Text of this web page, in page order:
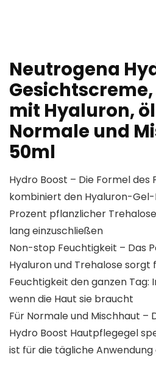
Neutrogena
Gesichtscreme,
mit Hyaluron,
Normale und
50ml
Hydro Boost – Die Formel des
kombiniert den Hyaluron-
Prozent pflanzlicher
lang einzuschließen
Non-stop Feuchtigkeit – Das
Hyaluron und Trehalose
Feuchtigkeit den ganzen Tag:
wenn die Haut sie braucht
Für Normale und Mischhaut –
Hydro Boost Hautpflegegel
ist für die tägliche